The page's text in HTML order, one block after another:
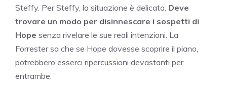
Steffy. Per Steffy, la situazione è delicata. Deve
trovare un modo per disinnescare i sospetti di
Hope senza rivelare le sue reali intenzioni. La
Forrester sa che se Hope dovesse scoprire il piano,
potrebbero esserci ripercussioni devastanti per
entrambe.